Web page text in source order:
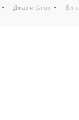
- Джаз и блюз. -